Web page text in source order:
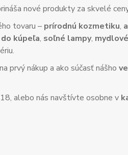
nové produkty za skvelé
tovaru – prírodnú kozmetiku,
kúpeľa, soľné lampy,
na prvý nákup a ako súčasť nášho
alebo nás navštívte osobne v